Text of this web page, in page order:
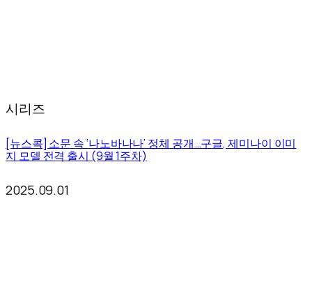
시리즈
[뉴스콕] 소문 속 ‘나노바나나’ 정체 공개…구글, 제미나이 이미
지 모델 전격 출시 (9월 1주차)
2025.09.01